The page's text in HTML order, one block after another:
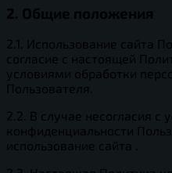
2. Общие положения
2.1. Использование сайта
согласие с настоящей
условиями обработки
Пользователя.
2.2. В случае несогласия с
конфиденциальности
использование сайта .